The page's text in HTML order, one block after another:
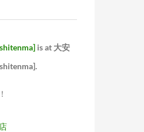
is at 大安